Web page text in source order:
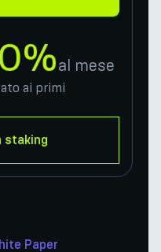
Paper
al mese
ai primi
staking